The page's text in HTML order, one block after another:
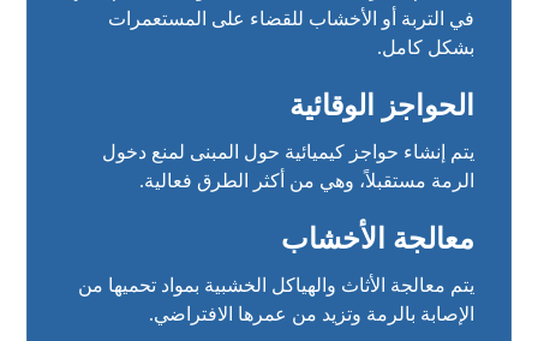
في التربة أو الأخشاب للقضاء على المستعمرات
بشكل كامل.
الحواجز الوقائية
يتم إنشاء حواجز كيميائية حول المبنى لمنع دخول
الرمة مستقبلاً، وهي من أكثر الطرق فعالية.
معالجة الأخشاب
يتم معالجة الأثاث والهياكل الخشبية بمواد تحميها من
الإصابة بالرمة وتزيد من عمرها الافتراضي.